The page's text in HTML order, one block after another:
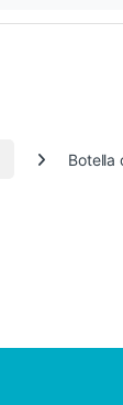
Botella